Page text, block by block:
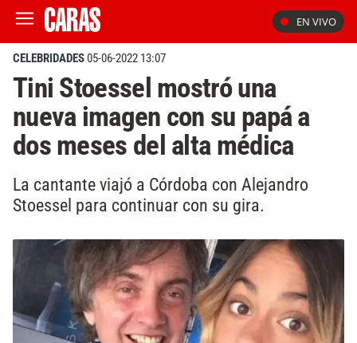
EN VIVO
CELEBRIDADES05-06-2022 13:07
Tini Stoessel mostró una
nueva imagen con su papá a
dos meses del alta médica
La cantante viajó a Córdoba con Alejandro
Stoessel para continuar con su gira.